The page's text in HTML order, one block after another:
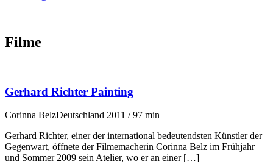
Filme
Gerhard Richter Painting
Corinna BelzDeutschland 2011 / 97 min
Gerhard Richter, einer der international bedeutendsten Künstler der
Gegenwart, öffnete der Filmemacherin Corinna Belz im Frühjahr
und Sommer 2009 sein Atelier, wo er an einer […]